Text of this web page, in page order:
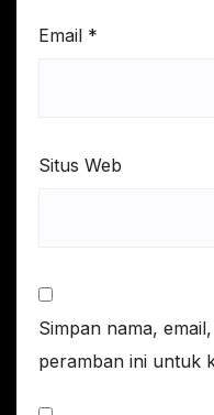
Email *
Situs Web
Simpan nama,
peramban ini untuk